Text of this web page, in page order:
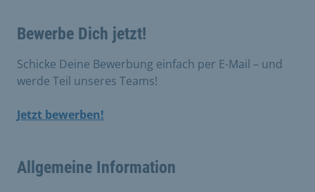
Bewerbe Dich jetzt!
Schicke Deine Bewerbung einfach per E-Mail – und
werde Teil unseres Teams!
Jetzt bewerben!
Allgemeine Information